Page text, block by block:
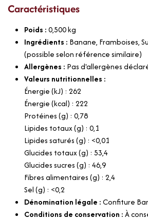
Caractéristiques
Poids :0,500kg
Ingrédients : Banane, Framboises,
(possible selon référence similaire)
Allergènes : Pas d'allergènes
Valeurs nutritionnelles :
Énergie (kJ) : 262
Énergie (kcal) : 222
Protéines (g) : 0,78
Lipides totaux (g) : 0,1
Lipides saturés (g) : <0,01
Glucides totaux (g) : 53,4
Glucides sucres (g) : 46,9
Fibres alimentaires (g) : 2,4
Sel (g) : <0,2
Dénomination légale :Confiture
Conditions de conservation :À